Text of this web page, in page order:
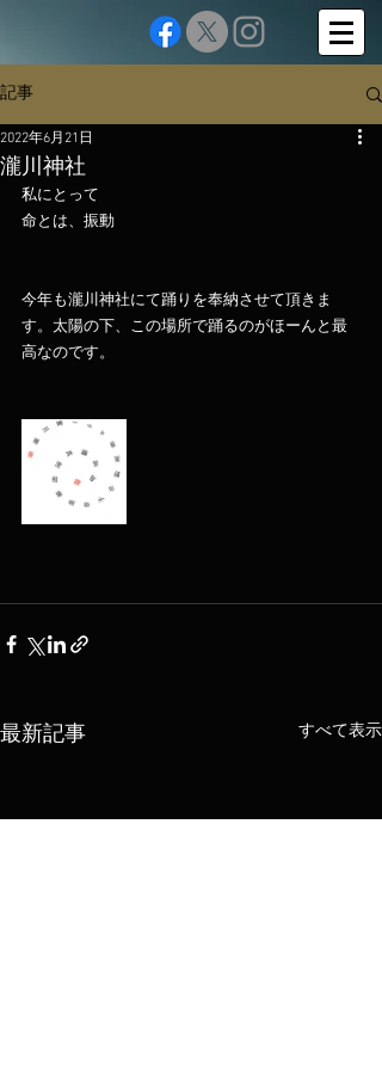
記事
瀧川神社
2022年6月21日
私にとって
命とは、振動
今年も瀧川神社にて踊りを奉納させて頂きま
す。太陽の下、この場所で踊るのがほーんと最
高なのです。
最新記事 すべて表示